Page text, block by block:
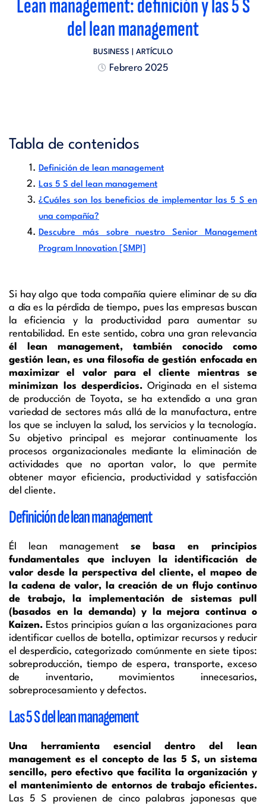
Lean management: definición y las 5 S
del lean management
BUSINESS | ARTÍCULO
Febrero 2025
Tabla de contenidos
Definición de lean management
Las 5 S del lean management
¿Cuáles son los beneficios de implementar las 5 S en
una compañía?
Descubre más sobre nuestro Senior Management
Program Innovation [SMPI]
Si hay algo que toda compañía quiere eliminar de su día
a día es la pérdida de tiempo, pues las empresas buscan
la eficiencia y la productividad para aumentar su
rentabilidad. En este sentido, cobra una gran relevancia
él lean management, también conocido como
gestión lean, es una filosofía de gestión enfocada en
maximizar el valor para el cliente mientras se
minimizan los desperdicios. Originada en el sistema
de producción de Toyota, se ha extendido a una gran
variedad de sectores más allá de la manufactura, entre
los que se incluyen la salud, los servicios y la tecnología.
Su objetivo principal es mejorar continuamente los
procesos organizacionales mediante la eliminación de
actividades que no aportan valor, lo que permite
obtener mayor eficiencia, productividad y satisfacción
del cliente.
Definición de lean management
Él lean management se basa en principios
fundamentales que incluyen la identificación de
valor desde la perspectiva del cliente, el mapeo de
la cadena de valor, la creación de un flujo continuo
de trabajo, la implementación de sistemas pull
(basados en la demanda) y la mejora continua o
Kaizen. Estos principios guían a las organizaciones para
identificar cuellos de botella, optimizar recursos y reducir
el desperdicio, categorizado comúnmente en siete tipos:
sobreproducción, tiempo de espera, transporte, exceso
de inventario, movimientos innecesarios,
sobreprocesamiento y defectos.
Las 5 S del lean management
Una herramienta esencial dentro del lean
management es el concepto de las 5 S, un sistema
sencillo, pero efectivo que facilita la organización y
el mantenimiento de entornos de trabajo eficientes.
Las 5 S provienen de cinco palabras japonesas que